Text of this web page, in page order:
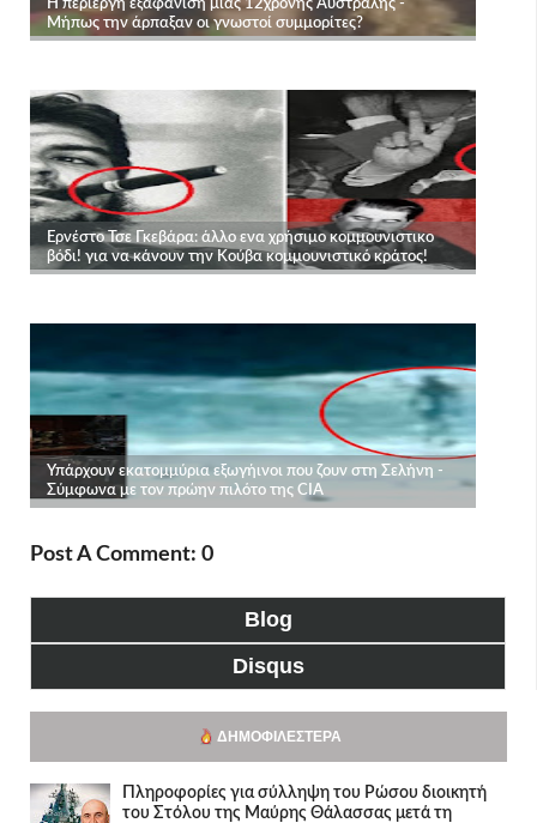
Post A Comment: 0
Blog
Disqus
ΔΗΜΟΦΙΛΈΣΤΕΡΑ
Πληροφορίες για σύλληψη του Ρώσου διοικητή
του Στόλου της Mαύρης Θάλασσας μετά τη